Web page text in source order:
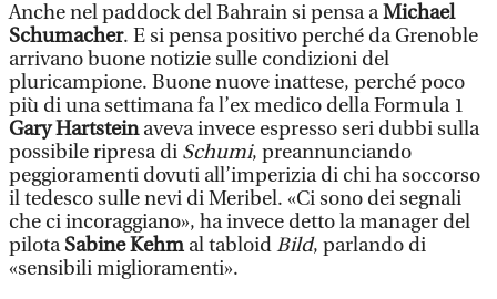
Anche nel paddock del Bahrain si pensa aMichael
Schumacher. E si pensa positivo perché da Grenoble
arrivano buone notizie sulle condizioni del
pluricampione. Buone nuove inattese, perché poco
più di una settimana fa l’ex medico della Formula 1
Gary Hartsteinaveva invece espresso seri dubbi sulla
possibile ripresa di Schumi, preannunciando
peggioramenti dovuti all’imperizia di chi ha soccorso
il tedesco sulle nevi di Meribel. «Ci sono dei segnali
che ci incoraggiano», ha invece detto la manager del
pilotaSabine Kehm al tabloidBild, parlando di
«sensibili miglioramenti».